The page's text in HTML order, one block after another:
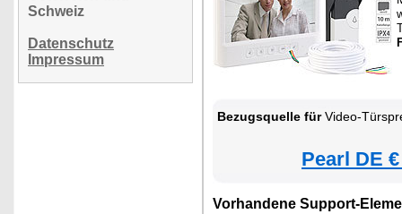
Schweiz
Datenschutz
Impressum
Bezugsquelle fürVideo-
Pearl DE
Vorhandene Support-